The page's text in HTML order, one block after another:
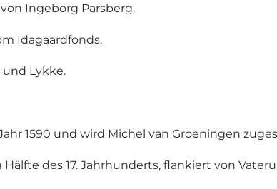
Ingeborg Parsberg.
Idagaardfonds.
Lykke.
1590 und wird Michel van Groeningen
des 17. Jahrhunderts, flankiert von